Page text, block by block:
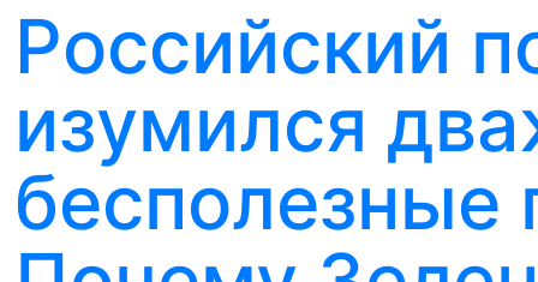
Российский
изумился
бесполезные